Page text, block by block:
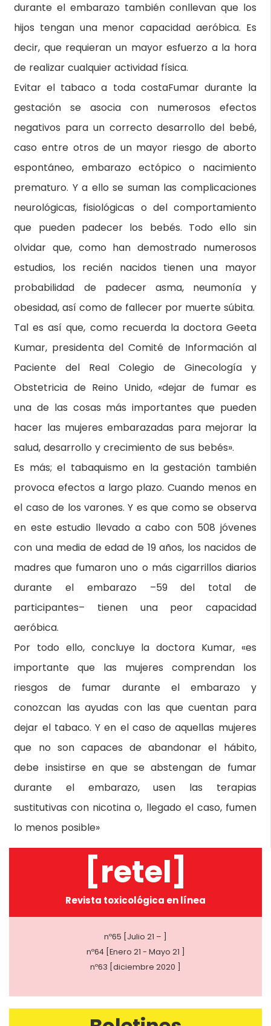
durante el embarazo también conllevan que los
hijos tengan una menor capacidad aeróbica. Es
decir, que requieran un mayor esfuerzo a la hora
de realizar cualquier actividad física.
Evitar el tabaco a toda costaFumar durante la
gestación se asocia con numerosos efectos
negativos para un correcto desarrollo del bebé,
caso entre otros de un mayor riesgo de aborto
espontáneo, embarazo ectópico o nacimiento
prematuro. Y a ello se suman las complicaciones
neurológicas, fisiológicas o del comportamiento
que pueden padecer los bebés. Todo ello sin
olvidar que, como han demostrado numerosos
estudios, los recién nacidos tienen una mayor
probabilidad de padecer asma, neumonía y
obesidad, así como de fallecer por muerte súbita.
Tal es así que, como recuerda la doctora Geeta
Kumar, presidenta del Comité de Información al
Paciente del Real Colegio de Ginecología y
Obstetricia de Reino Unido, «dejar de fumar es
una de las cosas más importantes que pueden
hacer las mujeres embarazadas para mejorar la
salud, desarrollo y crecimiento de sus bebés».
Es más; el tabaquismo en la gestación también
provoca efectos a largo plazo. Cuando menos en
el caso de los varones. Y es que como se observa
en este estudio llevado a cabo con 508 jóvenes
con una media de edad de 19 años, los nacidos de
madres que fumaron uno o más cigarrillos diarios
durante el embarazo –59 del total de
participantes– tienen una peor capacidad
aeróbica.
Por todo ello, concluye la doctora Kumar, «es
importante que las mujeres comprendan los
riesgos de fumar durante el embarazo y
conozcan las ayudas con las que cuentan para
dejar el tabaco. Y en el caso de aquellas mujeres
que no son capaces de abandonar el hábito,
debe insistirse en que se abstengan de fumar
durante el embarazo, usen las terapias
sustitutivas con nicotina o, llegado el caso, fumen
lo menos posible»
[retel]
Revista toxicológica en línea
nº65 [Julio 21 – ]
nº64 [Enero 21 - Mayo 21 ]
nº63 [diciembre 2020 ]